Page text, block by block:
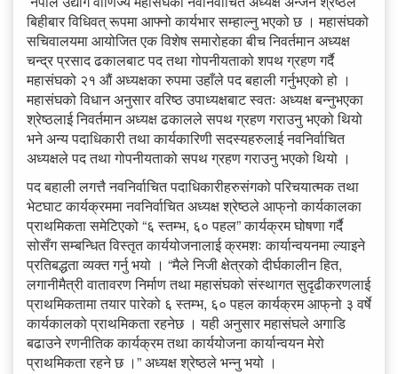
बिहीबार विधिवत् रूपमा आफ्नो कार्यभार सम्हाल्नु भएको छ । महासंघको
सचिवालयमा आयोजित एक विशेष समारोहका बीच निवर्तमान अध्यक्ष
चन्द्र प्रसाद ढकालबाट पद तथा गोपनीयताको शपथ ग्रहण गर्दै
महासंघको २१ औं अध्यक्षका रुपमा उहाँले पद बहाली गर्नुभएको हो ।
महासंघको विधान अनुसार वरिष्ठ उपाध्यक्षबाट स्वतः अध्यक्ष बन्नुभएका
श्रेष्ठलाई निवर्तमान अध्यक्ष ढकालले सपथ ग्रहण गराउनु भएको थियो
भने अन्य पदाधिकारी तथा कार्यकारिणी सदस्यहरुलाई नवनिर्वाचित
अध्यक्षले पद तथा गोपनीयताको सपथ ग्रहण गराउनु भएको थियो ।
पद बहाली लगत्तै नवनिर्वाचित पदाधिकारीहरुसंगको परिचयात्मक तथा
भेटघाट कार्यक्रममा नवनिर्वाचित अध्यक्ष श्रेष्ठले आफ्‌नो कार्यकालका
प्राथमिकता समेटिएको “६ स्तम्भ, ६० पहल” कार्यक्रम घोषणा गर्दै
सोसँग सम्बन्धित विस्तृत कार्ययोजनालाई क्रमशः कार्यान्वयनमा ल्याइने
प्रतिबद्धता व्यक्त गर्नु भयो । “मैले निजी क्षेत्रको दीर्घकालीन हित,
लगानीमैत्री वातावरण निर्माण तथा महासंघको संस्थागत सुदृढीकरणलाई
प्राथमिकतामा तयार पारेको ६ स्तम्भ, ६० पहल कार्यक्रम आफ्‌नो ३ वर्षे
कार्यकालको प्राथमिकता रहनेछ । यही अनुसार महासंघले अगाडि
बढाउने रणनीतिक कार्यक्रम तथा कार्ययोजना कार्यान्वयन मेरो
प्राथमिकता रहने छ ।” अध्यक्ष श्रेष्ठले भन्नु भयो ।